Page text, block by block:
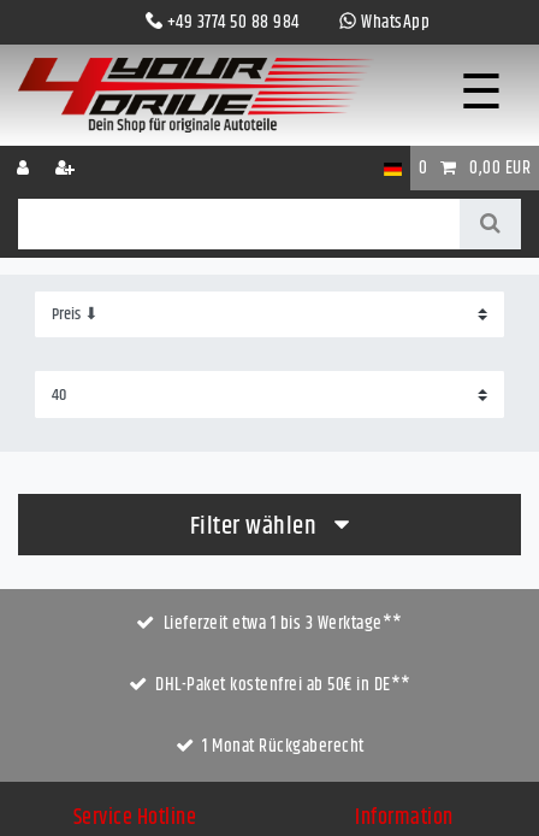
+49 3774 50 88 984 WhatsApp
☰
0 0,00 EUR
Filter wählen
Lieferzeit etwa 1 bis 3 Werktage**
DHL-Paket kostenfrei ab 50€ in DE**
1 Monat Rückgaberecht
Service Hotline Information